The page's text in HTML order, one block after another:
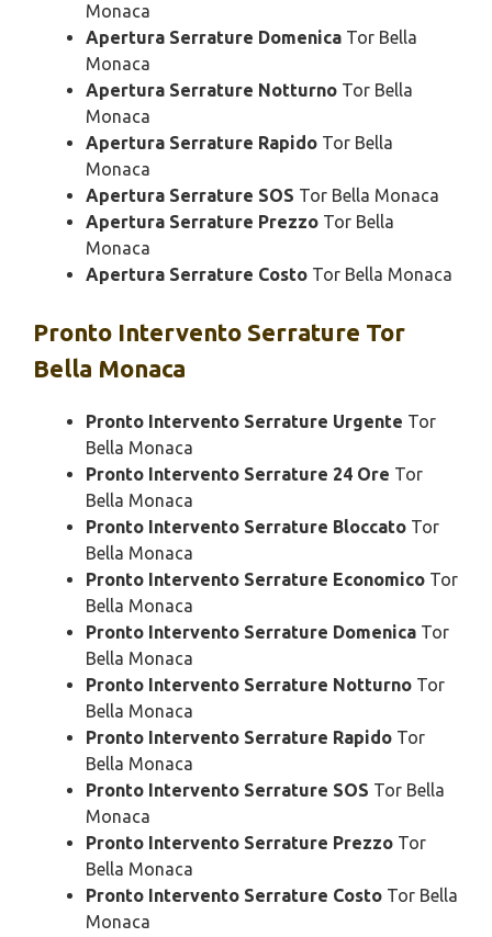
Monaca
Apertura Serrature Domenica Tor Bella
Monaca
Apertura Serrature Notturno Tor Bella
Monaca
Apertura Serrature Rapido Tor Bella
Monaca
Apertura Serrature SOS Tor Bella Monaca
Apertura Serrature Prezzo Tor Bella
Monaca
Apertura Serrature Costo Tor Bella Monaca
Pronto Intervento Serrature Tor
Bella Monaca
Pronto Intervento Serrature Urgente Tor
Bella Monaca
Pronto Intervento Serrature 24 Ore Tor
Bella Monaca
Pronto Intervento Serrature Bloccato Tor
Bella Monaca
Pronto Intervento Serrature Economico Tor
Bella Monaca
Pronto Intervento Serrature Domenica Tor
Bella Monaca
Pronto Intervento Serrature Notturno Tor
Bella Monaca
Pronto Intervento Serrature Rapido Tor
Bella Monaca
Pronto Intervento Serrature SOS Tor Bella
Monaca
Pronto Intervento Serrature Prezzo Tor
Bella Monaca
Pronto Intervento Serrature Costo Tor Bella
Monaca